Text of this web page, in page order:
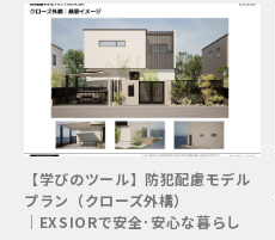
【学びのツール】防犯配慮モデル
プラン（クローズ外構）
│EXSIORで安全･安心な暮らし